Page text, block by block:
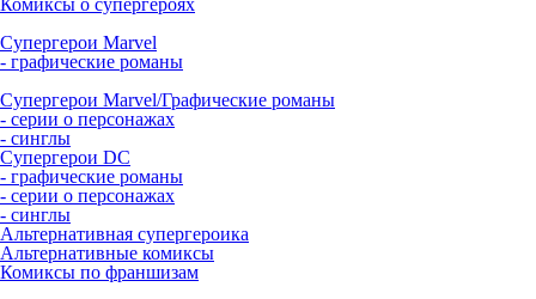
Комиксы о супергероях
Супергерои Marvel
- графические романы
Супергерои Marvel/Графические романы
- серии о персонажах
- синглы
Супергерои DC
- графические романы
- серии о персонажах
- синглы
Альтернативная супергероика
Альтернативные комиксы
Комиксы по франшизам